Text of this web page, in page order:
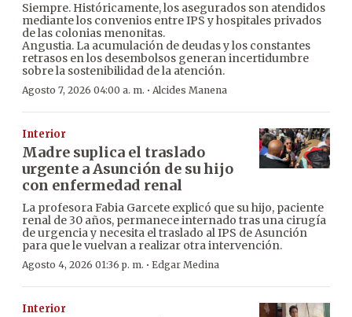
Siempre. Históricamente, los asegurados son atendidos
mediante los convenios entre IPS y hospitales privados
de las colonias menonitas.
Angustia. La acumulación de deudas y los constantes
retrasos en los desembolsos generan incertidumbre
sobre la sostenibilidad de la atención.
Agosto 7, 2026 04:00 a. m. · Alcides Manena
Interior
Madre suplica el traslado
urgente a Asunción de su hijo
con enfermedad renal
La profesora Fabia Garcete explicó que su hijo, paciente
renal de 30 años, permanece internado tras una cirugía
de urgencia y necesita el traslado al IPS de Asunción
para que le vuelvan a realizar otra intervención.
Agosto 4, 2026 01:36 p. m. · Edgar Medina
Interior